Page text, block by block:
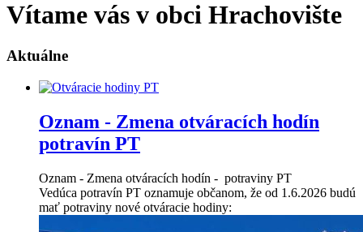
Vítame vás v obci Hrachovište
Aktuálne
Oznam - Zmena otváracích hodín
potravín PT
Oznam - Zmena otváracích hodín - potraviny PT
Vedúca potravín PT oznamuje občanom, že od 1.6.2026 budú
mať potraviny nové otváracie hodiny: